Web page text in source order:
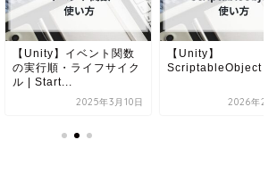
【Unity】イベント関数
の実行順・ライフサイク
ル | Start...
2025年3月10日
【Unity】
ScriptableObjectと
2026年2